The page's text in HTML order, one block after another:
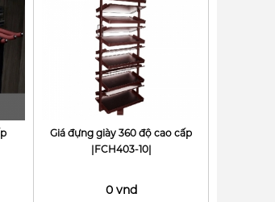
Giá đựng giày 360 độ cao cấp
|FCH403-10|
0 vnd